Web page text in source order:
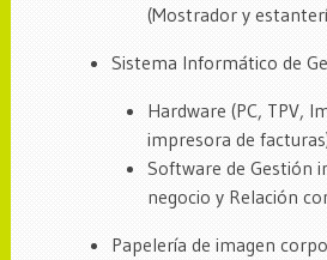
(Mostrador y
Sistema Informático de
Hardware (PC, TPV,
impresora de
Software de Gestión
negocio y Relación
Papelería de imagen